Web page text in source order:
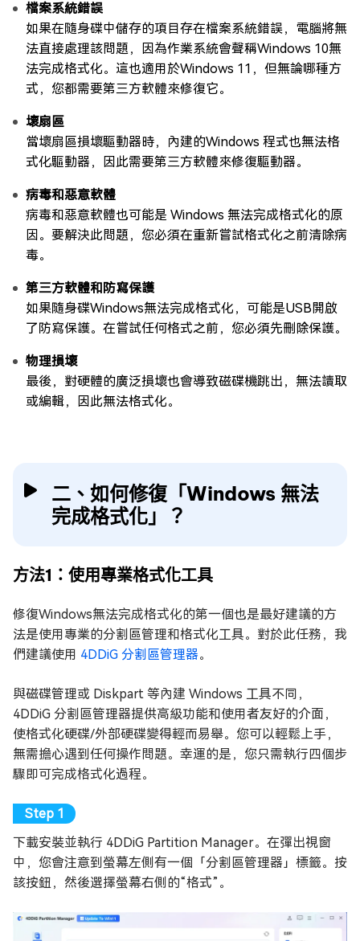
檔案系統錯誤
如果在隨身碟中儲存的項目存在檔案系統錯誤，電腦將無
法直接處理該問題，因為作業系統會聲稱Windows 10無
法完成格式化。這也適用於Windows 11，但無論哪種方
式，您都需要第三方軟體來修復它。
壞扇區
當壞扇區損壞驅動器時，內建的Windows 程式也無法格
式化驅動器，因此需要第三方軟體來修復驅動器。
病毒和惡意軟體
病毒和惡意軟體也可能是 Windows 無法完成格式化的原
因。要解決此問題，您必須在重新嘗試格式化之前清除病
毒。
第三方軟體和防寫保護
如果隨身碟Windows無法完成格式化，可能是USB開啟
了防寫保護。在嘗試任何格式之前，您必須先刪除保護。
物理損壞
最後，對硬體的廣泛損壞也會導致磁碟機跳出，無法讀取
或編輯，因此無法格式化。
二、如何修復「Windows 無法
完成格式化」？
方法1：使用專業格式化工具
修復Windows無法完成格式化的第一個也是最好建議的方
法是使用專業的分割區管理和格式化工具。對於此任務，我
們建議使用 4DDiG 分割區管理器。
與磁碟管理或 Diskpart 等內建 Windows 工具不同，
4DDiG 分割區管理器提供高級功能和使用者友好的介面，
使格式化硬碟/外部硬碟變得輕而易舉。您可以輕鬆上手，
無需擔心遇到任何操作問題。幸運的是，您只需執行四個步
驟即可完成格式化過程。
下載安裝並執行 4DDiG Partition Manager。在彈出視窗
中，您會注意到螢幕左側有一個「分割區管理器」標籤。按
該按鈕，然後選擇螢幕右側的“格式”。